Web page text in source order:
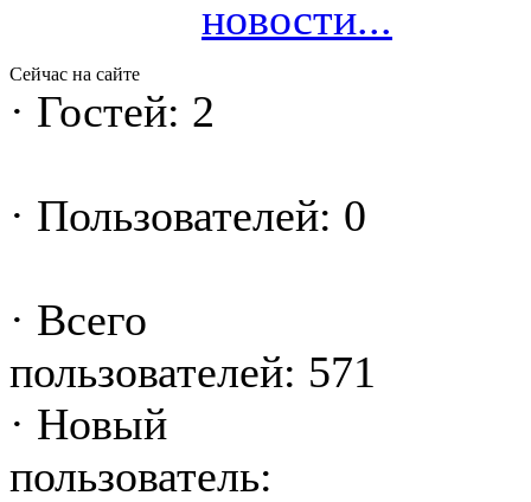
новости...
Сейчас на сайте
· Гостей: 2
· Пользователей: 0
· Всего
пользователей: 571
· Новый
пользователь: